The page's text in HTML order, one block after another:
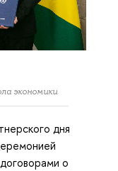
экономики
дня
о